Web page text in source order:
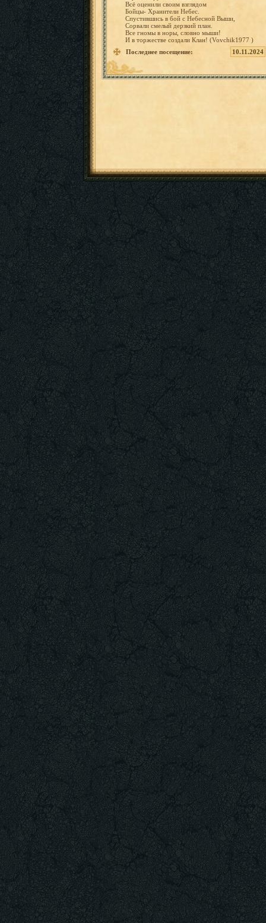
Всё оценили своим взглядом
Бойцы- Хранители Небес.
Спустившись в бой с Небесной Выши,
Сорвали смелый дерзкий план.
Все гномы в норы, словно мыши!
И в торжестве создали Клан! (Vovchik1977 )
Последнее посещение:
10.11.2024